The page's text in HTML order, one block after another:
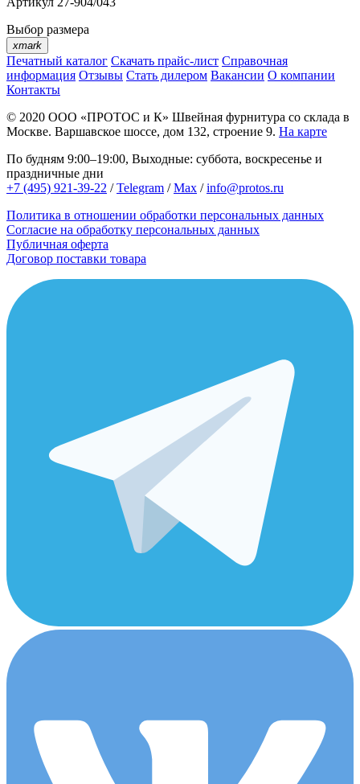
Выбор размера
xmark
Печатный каталог Скачать прайс-лист Справочная
информация Отзывы Стать дилером Вакансии О компании
Контакты
© 2020 ООО «ПРОТОС и К» Швейная фурнитура со склада в
Москве. Варшавское шоссе, дом 132, строение 9. На карте
По будням 9:00–19:00, Выходные: суббота, воскресенье и
праздничные дни
+7 (495) 921-39-22 /Telegram /Max /info@protos.ru
Политика в отношении обработки персональных данных
Согласие на обработку персональных данных
Публичная оферта
Договор поставки товара